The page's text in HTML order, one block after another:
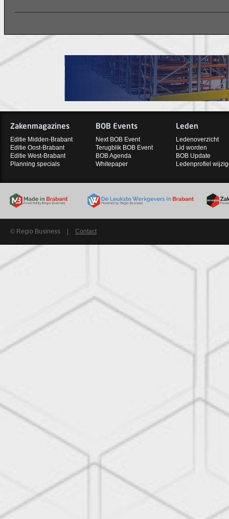
Zakenmagazines
Editie Midden-Brabant
Editie Oost-Brabant
Editie West-Brabant
Planning specials
BOB Events
Next BOB Event
Terugblik BOB Event
BOB Agenda
Whitepaper
Leden
Ledenoverzicht
Lid worden
BOB Update
Ledenprofiel
© Regio Business Contact